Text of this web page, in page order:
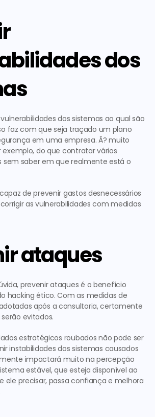
dos
dos sistemas ao qual são
faz com que seja traçado um plano
em uma empresa. Ã? muito
do que contratar vários
sem saber em que realmente está o
de prevenir gastos desnecessários
as vulnerabilidades com medidas
ataques
prevenir ataques é o benefício
hacking ético. Com as medidas de
após a consultoria, certamente
evitados.
estratégicos roubados não pode ser
instabilidades dos sistemas causados
impactará muito na percepção
estável, que esteja disponível ao
ele precisar, passa confiança e melhora